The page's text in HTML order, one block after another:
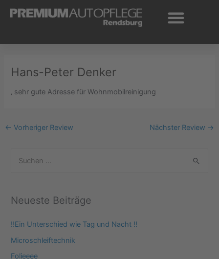
Inhalt
Hans-Peter Denker
‚ sehr gute Adresse für Wohnmobilreinigung
← Vorheriger Review Nächster Review →
h
e
Neueste Beiträge
‼️Ein Unterschied wie Tag und Nacht ‼️
Microschleiftechnik
Folieeee